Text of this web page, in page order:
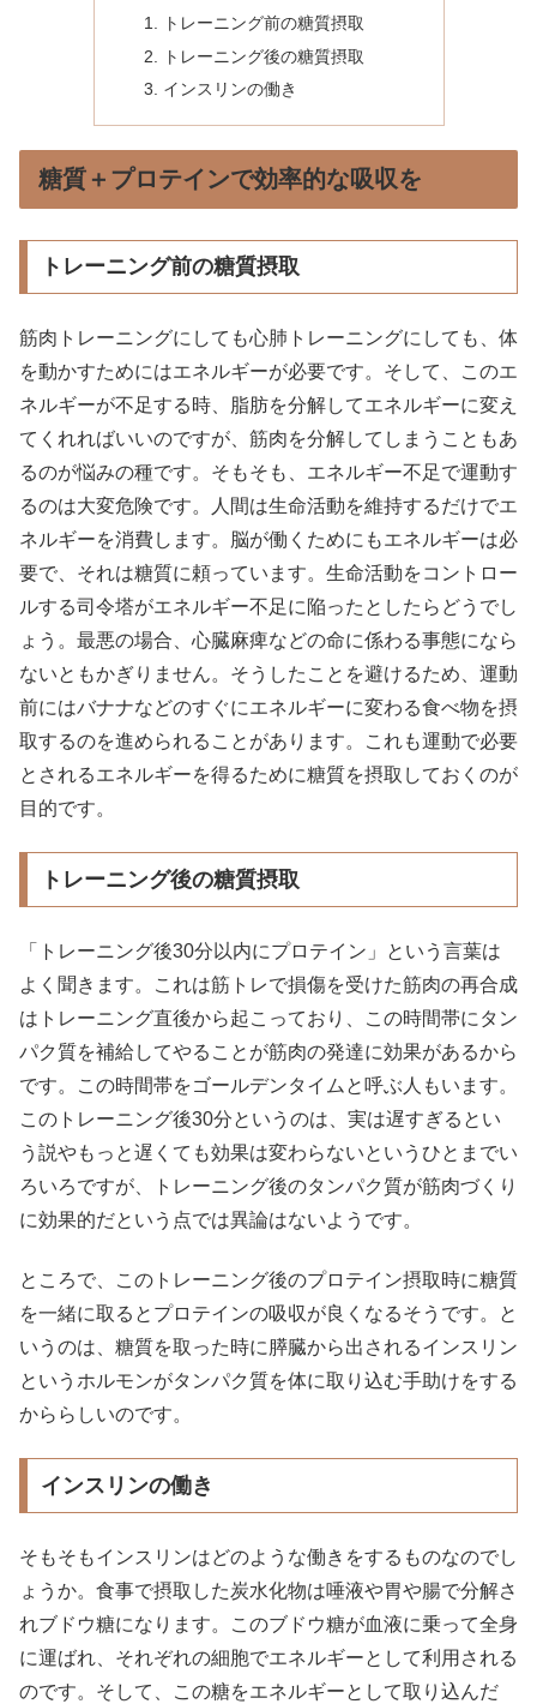
トレーニング前の糖質摂取
トレーニング後の糖質摂取
インスリンの働き
糖質＋プロテインで効率的な吸収を
トレーニング前の糖質摂取
筋肉トレーニングにしても心肺トレーニングにしても、体
を動かすためにはエネルギーが必要です。そして、このエ
ネルギーが不足する時、脂肪を分解してエネルギーに変え
てくれればいいのですが、筋肉を分解してしまうこともあ
るのが悩みの種です。そもそも、エネルギー不足で運動す
るのは大変危険です。人間は生命活動を維持するだけでエ
ネルギーを消費します。脳が働くためにもエネルギーは必
要で、それは糖質に頼っています。生命活動をコントロー
ルする司令塔がエネルギー不足に陥ったとしたらどうでし
ょう。最悪の場合、心臓麻痺などの命に係わる事態になら
ないともかぎりません。そうしたことを避けるため、運動
前にはバナナなどのすぐにエネルギーに変わる食べ物を摂
取するのを進められることがあります。これも運動で必要
とされるエネルギーを得るために糖質を摂取しておくのが
目的です。
トレーニング後の糖質摂取
「トレーニング後30分以内にプロテイン」という言葉は
よく聞きます。これは筋トレで損傷を受けた筋肉の再合成
はトレーニング直後から起こっており、この時間帯にタン
パク質を補給してやることが筋肉の発達に効果があるから
です。この時間帯をゴールデンタイムと呼ぶ人もいます。
このトレーニング後30分というのは、実は遅すぎるとい
う説やもっと遅くても効果は変わらないというひとまでい
ろいろですが、トレーニング後のタンパク質が筋肉づくり
に効果的だという点では異論はないようです。
ところで、このトレーニング後のプロテイン摂取時に糖質
を一緒に取るとプロテインの吸収が良くなるそうです。と
いうのは、糖質を取った時に膵臓から出されるインスリン
というホルモンがタンパク質を体に取り込む手助けをする
かららしいのです。
インスリンの働き
そもそもインスリンはどのような働きをするものなのでし
ょうか。食事で摂取した炭水化物は唾液や胃や腸で分解さ
れブドウ糖になります。このブドウ糖が血液に乗って全身
に運ばれ、それぞれの細胞でエネルギーとして利用される
のです。そして、この糖をエネルギーとして取り込んだ